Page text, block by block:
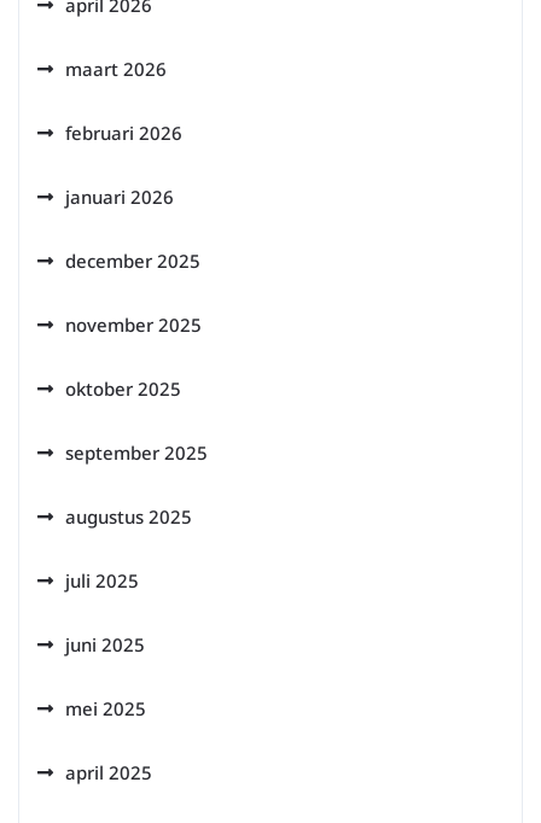
april 2026
maart 2026
februari 2026
januari 2026
december 2025
november 2025
oktober 2025
september 2025
augustus 2025
juli 2025
juni 2025
mei 2025
april 2025